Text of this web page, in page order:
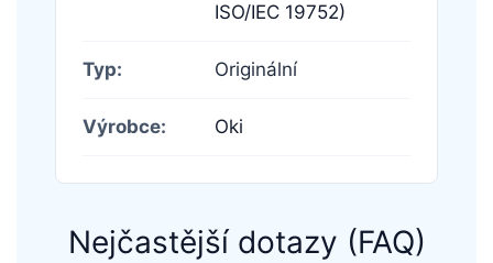
ISO/IEC 19752)
Typ: Originální
Výrobce: Oki
Nejčastější dotazy (FAQ)